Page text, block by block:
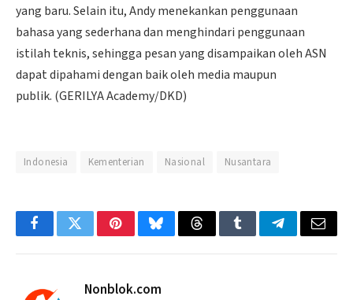
yang baru. Selain itu, Andy menekankan penggunaan
bahasa yang sederhana dan menghindari penggunaan
istilah teknis, sehingga pesan yang disampaikan oleh ASN
dapat dipahami dengan baik oleh media maupun
publik. (GERILYA Academy/DKD)
Indonesia Kementerian Nasional Nusantara
FacebookTwitterPinterestBlueskyThreadsTumblrTelegramEmail
Nonblok.com